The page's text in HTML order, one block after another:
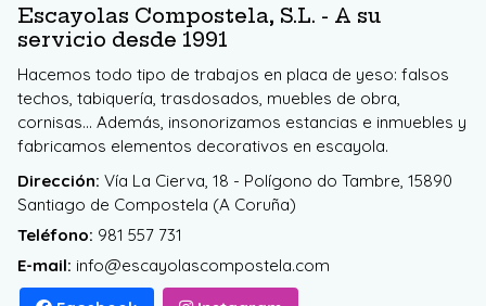
Escayolas Compostela, S.L. - A su
servicio desde 1991
Hacemos todo tipo de trabajos en placa de yeso: falsos
techos, tabiquería, trasdosados, muebles de obra,
cornisas... Además, insonorizamos estancias e inmuebles y
fabricamos elementos decorativos en escayola.
Dirección: Vía La Cierva, 18 - Polígono do Tambre, 15890
Santiago de Compostela (A Coruña)
Teléfono: 981 557 731
E-mail: info@escayolascompostela.com